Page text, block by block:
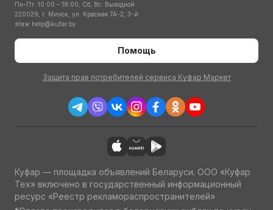
Пн-Пт: 10:00 – 18:00; Сб, Вс: Выходной
220029, г. Минск, ул. Красная 7А-2, 3-й
этаж help@kufar.by
Помощь
Защита прав потребителей сервиса Куфар Маркет
Куфар — площадка объявлений Беларуси. ООО «Куфар
Тех» включено в государственный информационный
ресурс «Реестр рекламораспространителей»